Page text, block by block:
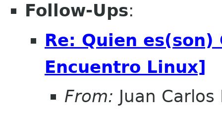
Follow-Ups:
Re: Quien es(son)
Encuentro Linux]
From: Juan